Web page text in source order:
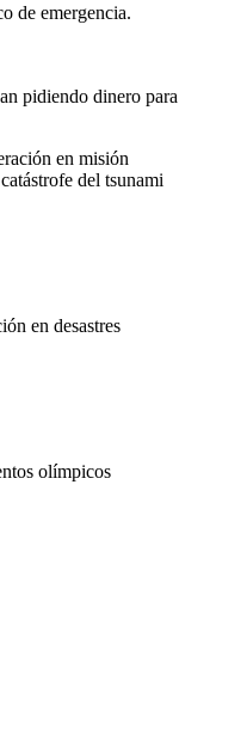
de emergencia.
pidiendo dinero para
en misión
del tsunami
en desastres
olímpicos